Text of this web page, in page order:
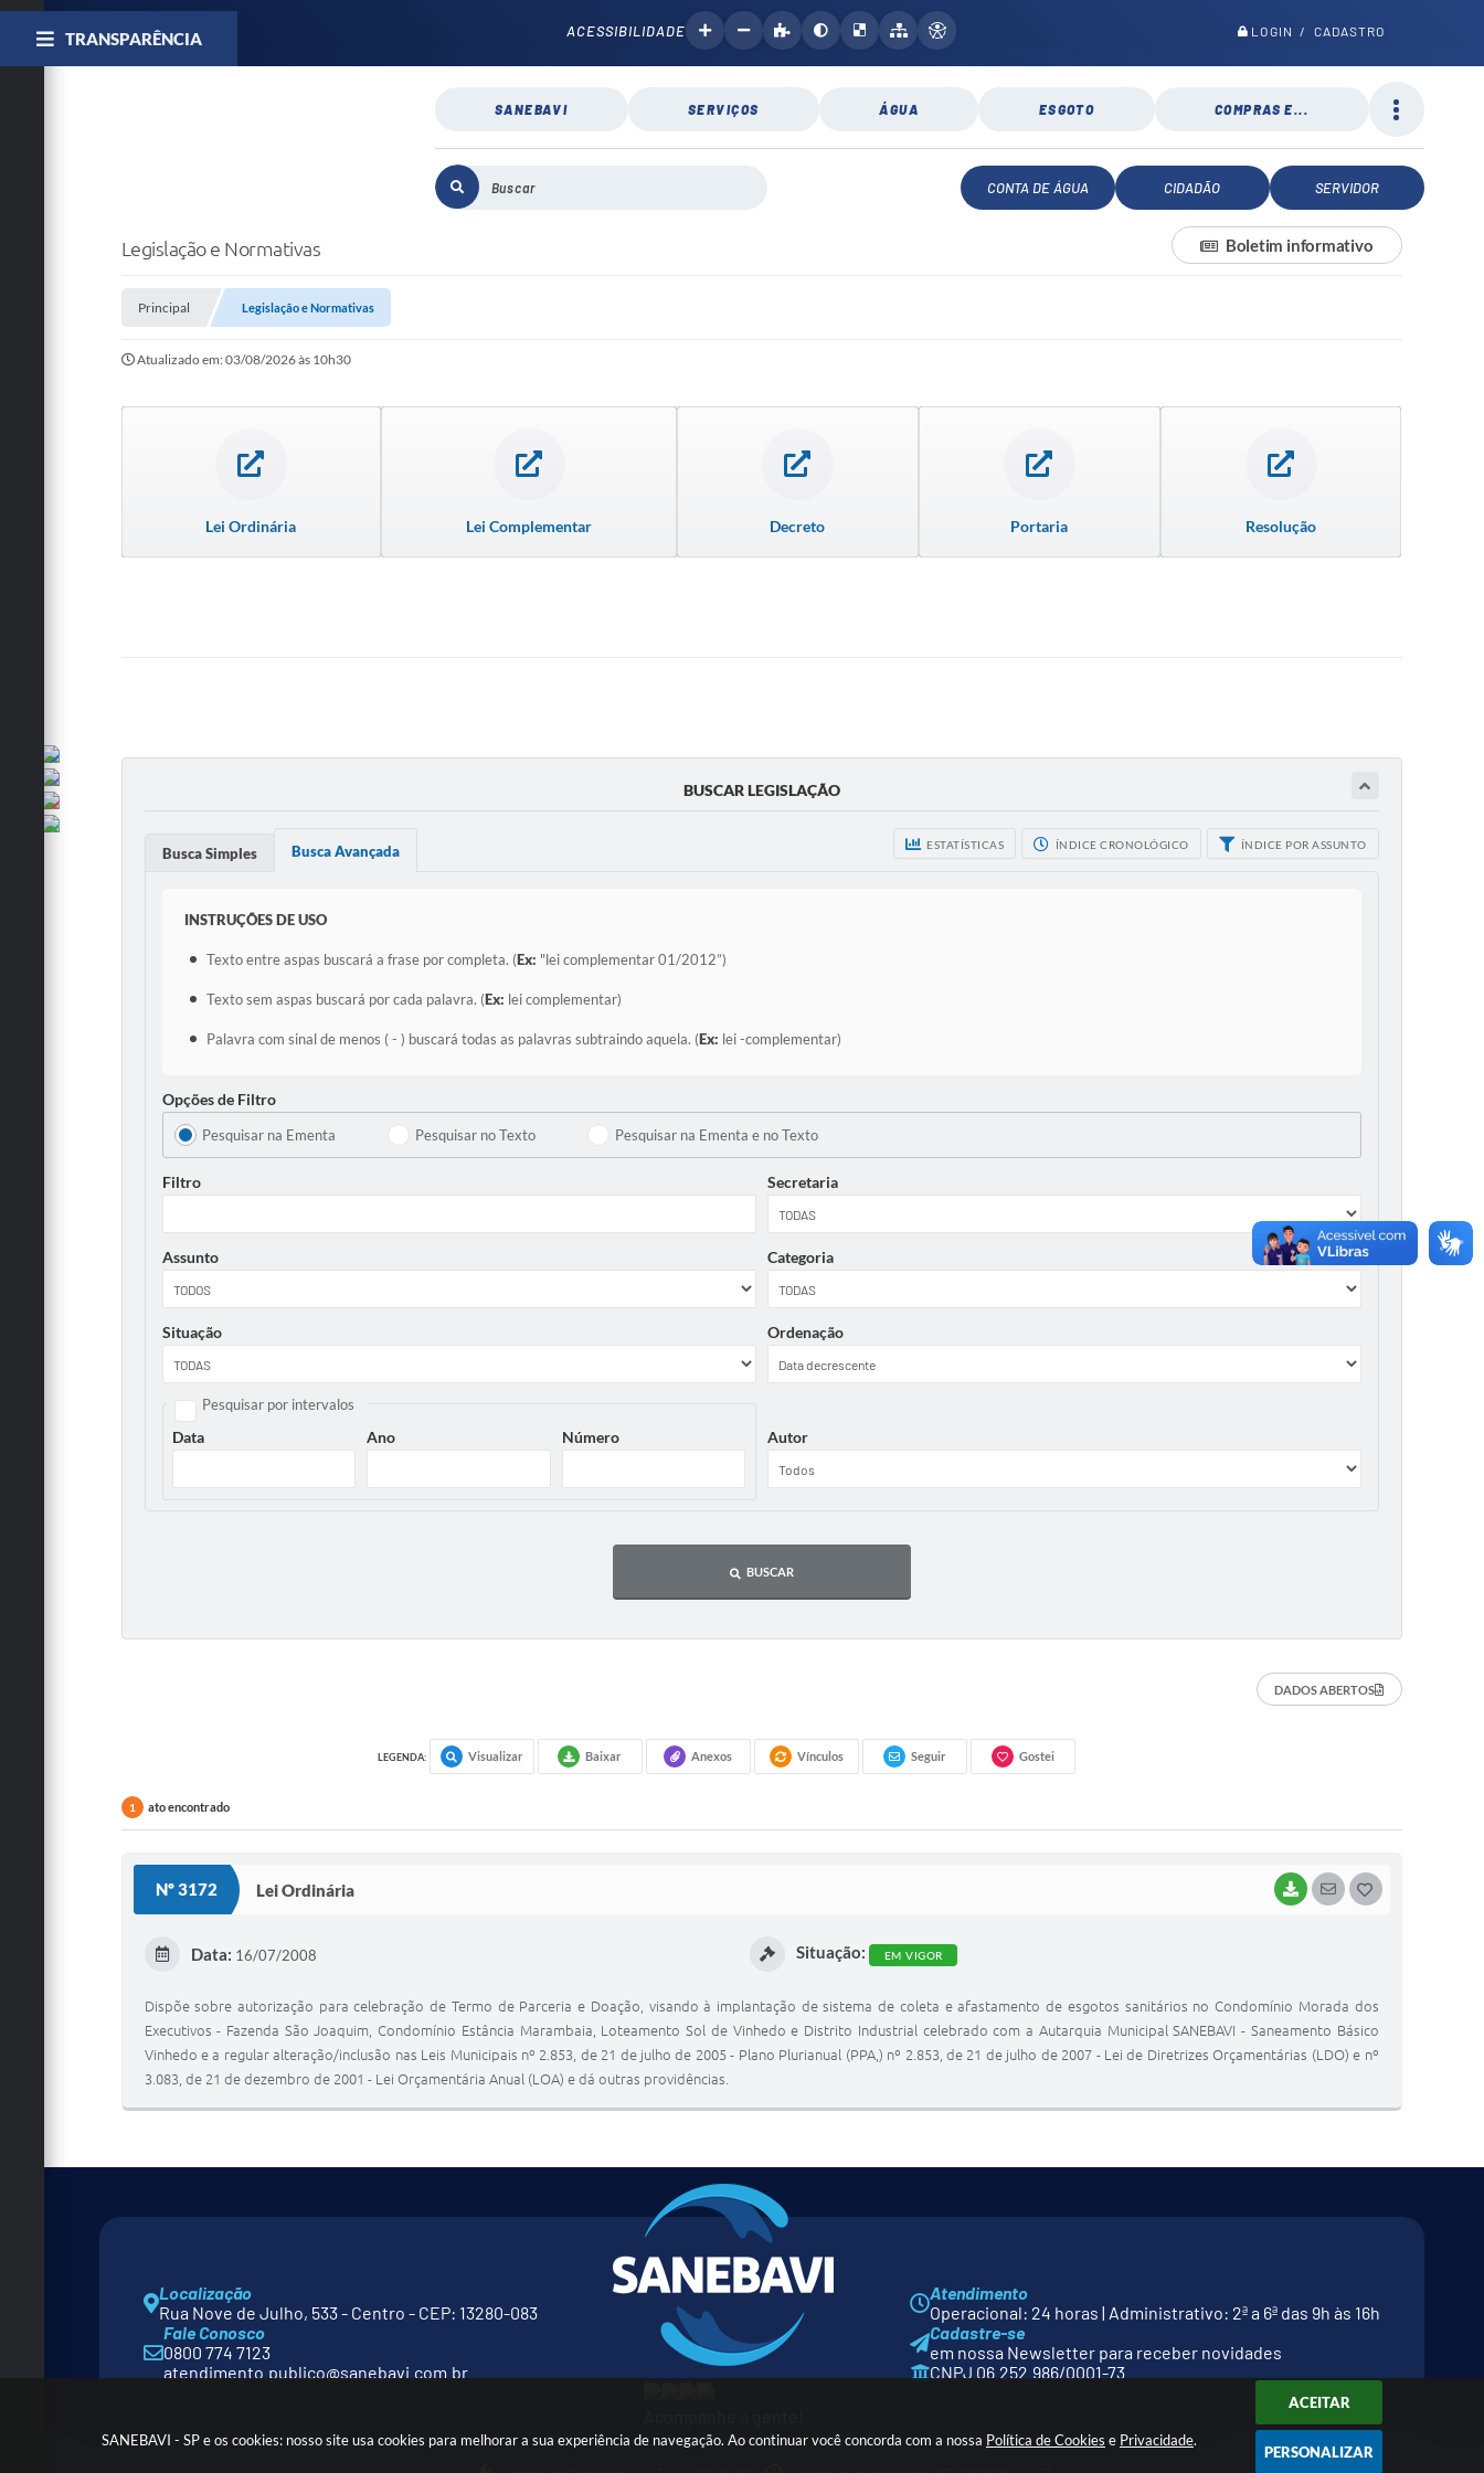
SANEBAVI - SP e os cookies: nosso site usa cookies para melhorar a sua experiência de navegação. Ao continuar você concorda com a nossa Política de Cookies e Privacidade.
ACEITAR
PERSONALIZAR
LOGIN / CADASTRO
SANEBAVI SERVIÇOS ÁGUA ESGOTO COMPRAS E...
CONTA DE ÁGUA CIDADÃO SERVIDOR
ACESSIBILIDADE
TRANSPARÊNCIA
Legislação e Normativas Boletim informativo
Principal Legislação e Normativas
Atualizado em: 03/08/2026 às 10h30
Lei Ordinária Lei Complementar Decreto Portaria Resolução
BUSCAR LEGISLAÇÃO
ESTATÍSTICAS ÍNDICE CRONOLÓGICO ÍNDICE POR ASSUNTO
Busca Simples Busca Avançada
INSTRUÇÕES DE USO
Texto entre aspas buscará a frase por completa. (Ex: "lei complementar 01/2012”)
Texto sem aspas buscará por cada palavra. (Ex: lei complementar)
Palavra com sinal de menos ( - ) buscará todas as palavras subtraindo aquela. (Ex: lei -complementar)
Opções de Filtro
Pesquisar na Ementa Pesquisar no Texto Pesquisar na Ementa e no Texto
Filtro Secretaria
Assunto Categoria
Situação Ordenação
Pesquisar por intervalos
Data Ano Número Autor
BUSCAR
DADOS ABERTOS
LEGENDA: Visualizar Baixar Anexos Vínculos Seguir Gostei
1 ato encontrado
Nº 3172 Lei Ordinária BAIXARSEGUIRG
Data: 16/07/2008 Situação: EM VIGOR
Dispõe sobre autorização para celebração de Termo de Parceria e Doação, visando à implantação de sistema de coleta e afastamento de esgotos sanitários no Condomínio Morada dos
Executivos - Fazenda São Joaquim, Condomínio Estância Marambaia, Loteamento Sol de Vinhedo e Distrito Industrial celebrado com a Autarquia Municipal SANEBAVI - Saneamento Básico
Vinhedo e a regular alteração/inclusão nas Leis Municipais nº 2.853, de 21 de julho de 2005 - Plano Plurianual (PPA,) nº 2.853, de 21 de julho de 2007 - Lei de Diretrizes Orçamentárias (LDO) e nº
3.083, de 21 de dezembro de 2001 - Lei Orçamentária Anual (LOA) e dá outras providências.
Localização
Rua Nove de Julho, 533 - Centro - CEP: 13280-083
Fale Conosco
0800 774 7123
atendimento.publico@sanebavi.com.br
Atendimento
Operacional: 24 horas | Administrativo: 2ª a 6ª das 9h às 16h
Cadastre-se
em nossa Newsletter para receber novidades
CNPJ 06.252.986/0001-73